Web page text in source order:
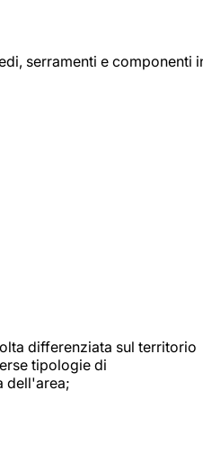
serramenti e componenti
differenziata sul territorio
tipologie di
dell'area;